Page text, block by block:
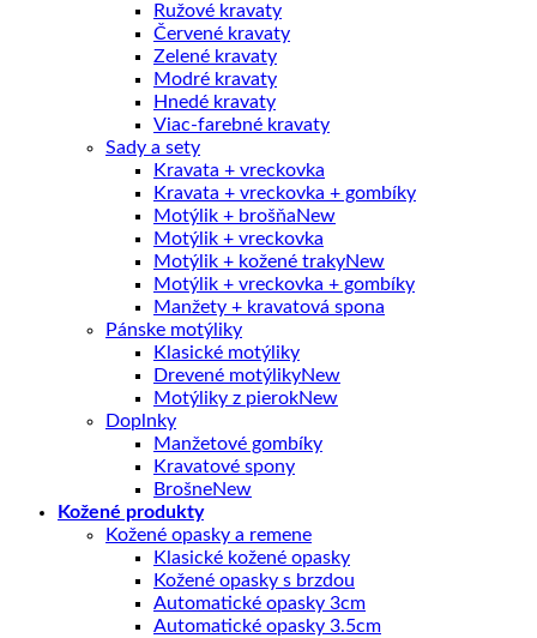
Ružové kravaty
Červené kravaty
Zelené kravaty
Modré kravaty
Hnedé kravaty
Viac-farebné kravaty
Sady a sety
Kravata + vreckovka
Kravata + vreckovka + gombíky
Motýlik + brošňa
Motýlik + vreckovka
Motýlik + kožené traky
Motýlik + vreckovka + gombíky
Manžety + kravatová spona
Pánske motýliky
Klasické motýliky
Drevené motýliky
Motýliky z pierok
Doplnky
Manžetové gombíky
Kravatové spony
Brošne
Kožené produkty
Kožené opasky a remene
Klasické kožené opasky
Kožené opasky s brzdou
Automatické opasky 3cm
Automatické opasky 3.5cm